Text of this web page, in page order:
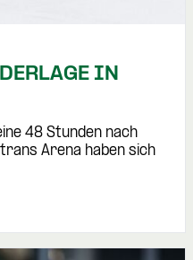
IN
48 Stunden nach
Arena haben sich